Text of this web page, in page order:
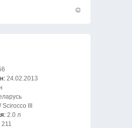
24.02.2013
Scirocco III
2.0 л
211